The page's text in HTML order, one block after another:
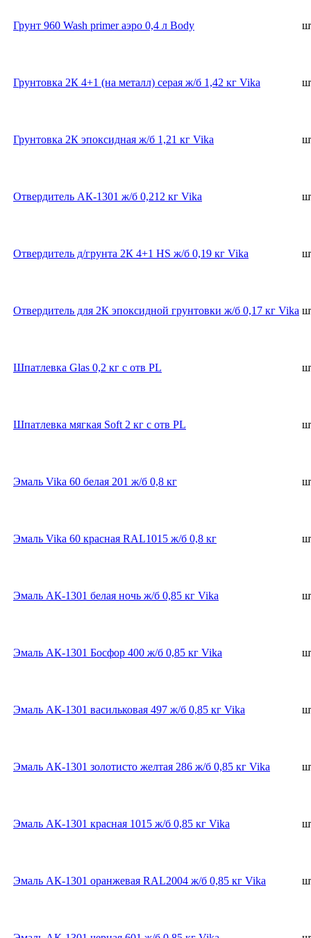
Грунт 960 Wash primer аэро 0,4 л Body
Грунтовка 2К 4+1 (на металл) серая ж/б 1,42 кг Vika
Грунтовка 2К эпоксидная ж/б 1,21 кг Vika
Отвердитель АК-1301 ж/б 0,212 кг Vika
Отвердитель д/грунта 2К 4+1 HS ж/б 0,19 кг Vika
Отвердитель для 2К эпоксидной грунтовки ж/б 0,17 кг Vika
Шпатлевка Glas 0,2 кг с отв PL
Шпатлевка мягкая Soft 2 кг с отв PL
Эмаль Vika 60 белая 201 ж/б 0,8 кг
Эмаль Vika 60 красная RAL1015 ж/б 0,8 кг
Эмаль АК-1301 белая ночь ж/б 0,85 кг Vika
Эмаль АК-1301 Босфор 400 ж/б 0,85 кг Vika
Эмаль АК-1301 васильковая 497 ж/б 0,85 кг Vika
Эмаль АК-1301 золотисто желтая 286 ж/б 0,85 кг Vika
Эмаль АК-1301 красная 1015 ж/б 0,85 кг Vika
Эмаль АК-1301 оранжевая RAL2004 ж/б 0,85 кг Vika